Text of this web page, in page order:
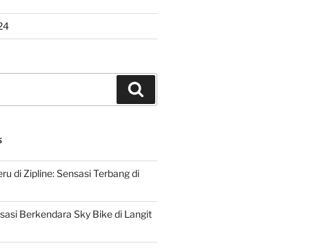
di Zipline: Sensasi Terbang di
Berkendara Sky Bike di Langit